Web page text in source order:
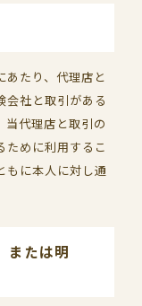
あたり、代理店と
会社と取引がある
当代理店と取引の
ために利用するこ
もに本人に対し通
または明